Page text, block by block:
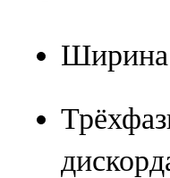
Ширина